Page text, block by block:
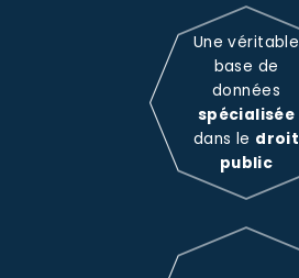
Une véritable
base de
données
spécialisée
dans le droit
public